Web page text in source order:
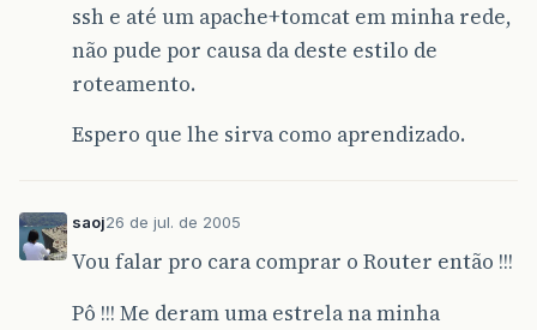
ssh e até um apache+tomcat em minha rede,
não pude por causa da deste estilo de
roteamento.
Espero que lhe sirva como aprendizado.
saoj26 de jul. de 2005
Vou falar pro cara comprar o Router então !!!
Pô !!! Me deram uma estrela na minha